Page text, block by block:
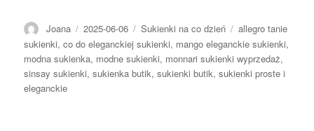
Autor
Joana Opublikowano
2025-06-06 Kategorie
Sukienki na co dzień Tagi
allegro tanie
sukienki,co do eleganckiej sukienki, mango eleganckie sukienki,
modna sukienka, modne sukienki, monnari sukienki wyprzedaż,
sinsay sukienki,sukienka butik,sukienki butik,sukienki proste i
eleganckie